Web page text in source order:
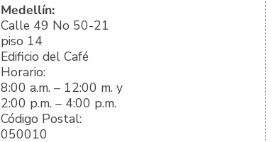
Medellín:
Calle 49 No 50-21
piso 14
Edificio del Café
Horario:
8:00 a.m. – 12:00 m. y
2:00 p.m. – 4:00 p.m.
Código Postal:
050010